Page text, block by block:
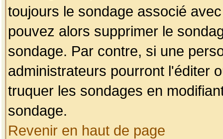
toujours le sondage associé
pouvez alors supprimer le
sondage. Par contre, si une
administrateurs pourront l'éditer
truquer les sondages en
sondage.
Revenir en haut de page